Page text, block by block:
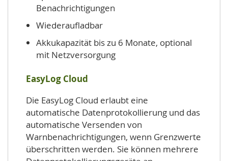
Benachrichtigungen
Wiederaufladbar
Akkukapazität bis zu 6 Monate, optional
mit Netzversorgung
EasyLog Cloud
Die EasyLog Cloud erlaubt eine
automatische Datenprotokollierung und das
automatische Versenden von
Warnbenachrichtigungen, wenn Grenzwerte
überschritten werden. Sie können mehrere